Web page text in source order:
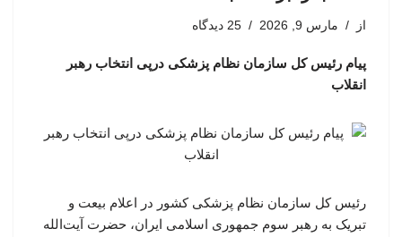
از مارس 9, 2026 25 دیدگاه
پیام رئیس کل سازمان نظام پزشکی درپی انتخاب رهبر
انقلاب
رئیس کل سازمان نظام پزشکی کشور در اعلام بیعت و
تبریک به رهبر سوم جمهوری اسلامی ایران، حضرت آیت‌الله